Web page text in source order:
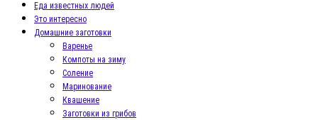
Еда известных людей
Это интересно
Домашние заготовки
Варенье
Компоты на зиму
Соление
Маринование
Квашение
Заготовки из грибов